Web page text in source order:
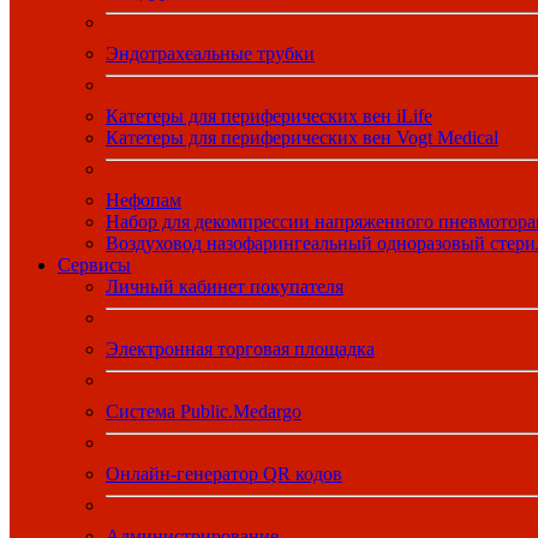
Эндотрахеальные трубки
Катетеры для периферических вен iLife
Катетеры для периферических вен Vogt Medical
Нефопам
Набор для декомпрессии напряженного
Воздуховод назофарингеальный одноразовый
Сервисы
Личный кабинет покупателя
Электронная торговая площадка
Система Public.Medargo
Онлайн-генератор QR кодов